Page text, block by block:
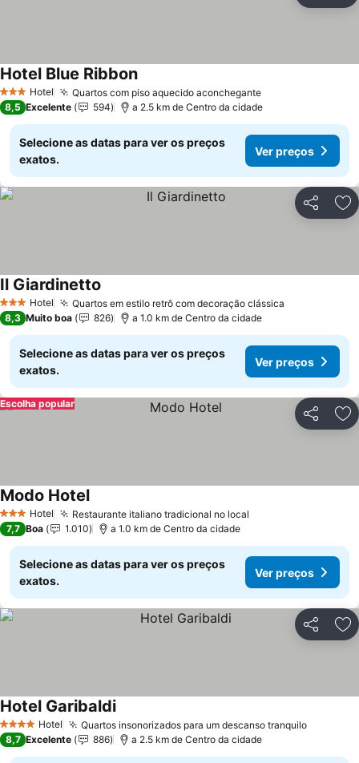
3 EstrelasHotel Quartos com piso aquecido aconchegante
Hotel Blue Ribbon
8,5 Excelente 594 a 2.5 km de Centro da cidade
Selecione as datas para ver os preços
exatos.
Ver preços
Partilhar
3 EstrelasHotel Quartos em estilo retrô com decoração clássica
Il Giardinetto
8,3 Muito boa 826 a 1.0 km de Centro da cidade
Selecione as datas para ver os preços
exatos.
Ver preços
Partilhar
Escolha popular
3 EstrelasHotel Restaurante italiano tradicional no local
Modo Hotel
7,7 Boa 1.010 a 1.0 km de Centro da cidade
Selecione as datas para ver os preços
exatos.
Ver preços
Partilhar
4 EstrelasHotel Quartos insonorizados para um descanso tranquilo
Hotel Garibaldi
8,7 Excelente 886 a 2.5 km de Centro da cidade